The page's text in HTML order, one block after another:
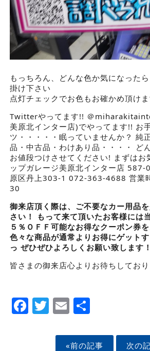
もっちろん、どんな色か気になった
掛け下さい
点灯チェックでお色もお確かめ頂けま
Twitterやってます!! ＠
美原北インター店)でやってます!! お
ツ・・・・・眠っていませんか？ 純
品・中古品・わけあり品・・・・ ど
お値段つけさせてください! まずはお
ップガレージ美原北インター店 587-
原区丹上303-1 072-363-4688 営業
30
御来店頂く際は、 ご不要なカー用品
さい！
もって来て頂いたお客様には
５％ＯＦＦ 可能なお得なクーポン券
色々な商品が通常よりお得にゲット
っ ぜひぜひよろしくお願い致します
皆さまの御来店心よりお待ちしており
Facebook
Twitter
EmailShare
«前の記事 次の